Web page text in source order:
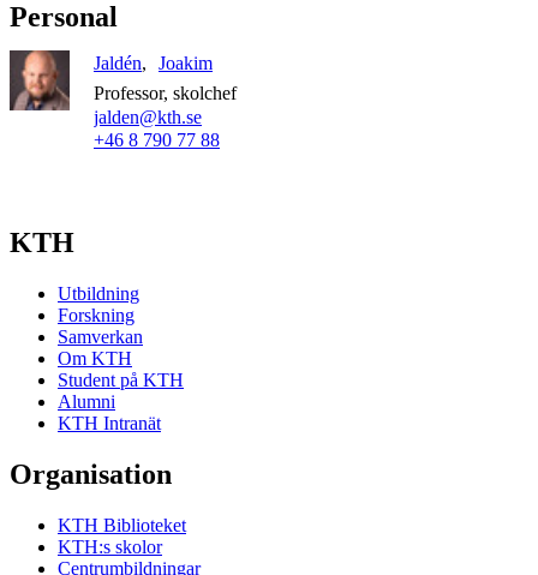
Personal
Jaldén
Joakim
Professor, skolchef
jalden@kth.se
+46 8 790 77 88
KTH
Utbildning
Forskning
Samverkan
Om KTH
Student på KTH
Alumni
KTH Intranät
Organisation
KTH Biblioteket
KTH:s skolor
Centrumbildningar